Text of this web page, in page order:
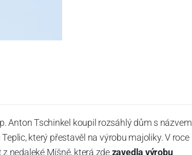
Anton Tschinkel koupil rozsáhlý dům s názvem
který přestavěl na výrobu majoliky. V roce
nedaleké Míšně, která zdezavedla výrobu